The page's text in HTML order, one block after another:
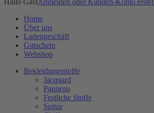
Home
Über uns
Ladengeschäft
Gutschein
Webshop
Bekleidungsstoffe
Jacquard
Panneau
Festliche Stoffe
Spitze